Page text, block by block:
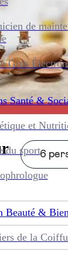
de
Gros
Santé &
et
du sport
Beauté &
de la
6